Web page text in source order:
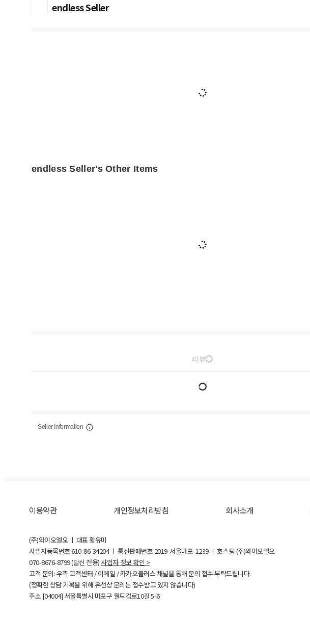
endless Seller
endless Seller's Other Items
리뷰
Seller Information
이용약관 개인정보처리방침 회사소개
(주)와이오엘오 ㅣ 대표 황유미
사업자등록번호610-86-34204ㅣ 통신판매번호 2019-서울마포-1239 ㅣ 호스팅 (주)와이오엘오
070-8676-8799 (발신 전용) 사업자 정보 확인 >
고객 문의: 우측 고객센터 / 이메일 / 카카오플러스 채널을 통해 문의 접수 부탁드립니다.
(정확한 상담 기록을 위해 유선상 문의는 접수받고 있지 않습니다)
주소 [04004] 서울특별시 마포구 월드컵로10길5-6